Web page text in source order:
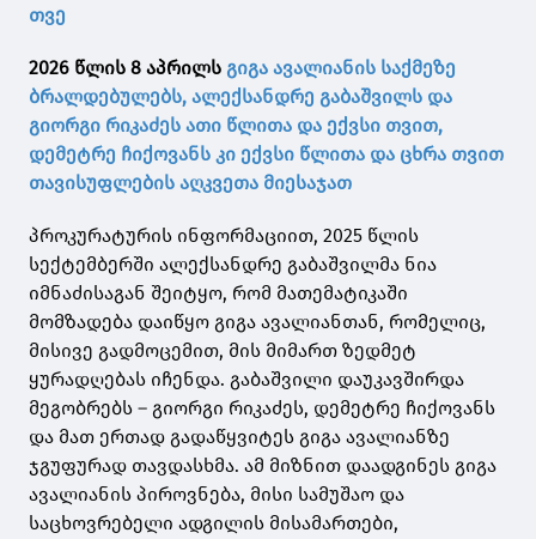
თვე
2026 წლის 8 აპრილს გიგა ავალიანის საქმეზე
ბრალდებულებს, ალექსანდრე გაბაშვილს და
გიორგი რიკაძეს ათი წლითა და ექვსი თვით,
დემეტრე ჩიქოვანს კი ექვსი წლითა და ცხრა თვით
თავისუფლების აღკვეთა მიესაჯათ
პროკურატურის ინფორმაციით, 2025 წლის
სექტემბერში ალექსანდრე გაბაშვილმა ნია
იმნაძისაგან შეიტყო, რომ მათემატიკაში
მომზადება დაიწყო გიგა ავალიანთან, რომელიც,
მისივე გადმოცემით, მის მიმართ ზედმეტ
ყურადღებას იჩენდა. გაბაშვილი დაუკავშირდა
მეგობრებს – გიორგი რიკაძეს, დემეტრე ჩიქოვანს
და მათ ერთად გადაწყვიტეს გიგა ავალიანზე
ჯგუფურად თავდასხმა. ამ მიზნით დაადგინეს გიგა
ავალიანის პიროვნება, მისი სამუშაო და
საცხოვრებელი ადგილის მისამართები,